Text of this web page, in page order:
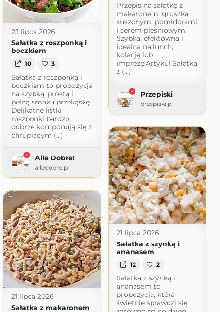
Przepis na sałatkę z
makaronem, gruszką,
suszonymi pomidorami
i serem pleśniowym.
Szybka, efektowna i
idealna na lunch,
kolację lub
imprezę.Artykuł Sałatka
z (...)
Przepiski
przepiski.pl
23 lipca 2026
Sałatka z roszponką i
boczkiem
10 3
Sałatka z roszponką i
boczkiem to propozycja
na szybką, prostą i
pełną smaku przekąskę.
Delikatne listki
roszponki bardzo
dobrze komponują się z
chrupiącym (...)
Alle Dobre!
alledobre.pl
21 lipca 2026
Sałatka z szynką i
ananasem
12 2
Sałatka z szynką i
ananasem to
propozycja, która
świetnie sprawdzi się
21 lipca 2026
Sałatka z makaronem